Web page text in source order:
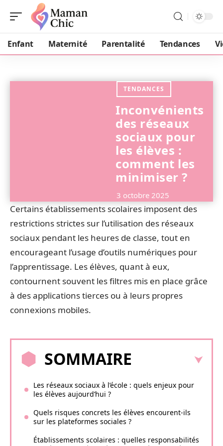
Enfant Maternité Parentalité Tendances
TENDANCES
Inconvénients
des réseaux
sociaux pour
les élèves :
comment les
minimiser ?
3 octobre 2025
Certains établissements scolaires imposent des
restrictions strictes sur l’utilisation des réseaux
sociaux pendant les heures de classe, tout en
encourageant l’usage d’outils numériques pour
l’apprentissage. Les élèves, quant à eux,
contournent souvent les filtres mis en place grâce
à des applications tierces ou à leurs propres
connexions mobiles.
SOMMAIRE
Les réseaux sociaux à l’école : quels enjeux pour
les élèves aujourd’hui ?
Quels risques concrets les élèves encourent-ils
sur les plateformes sociales ?
Établissements scolaires : quelles responsabilités